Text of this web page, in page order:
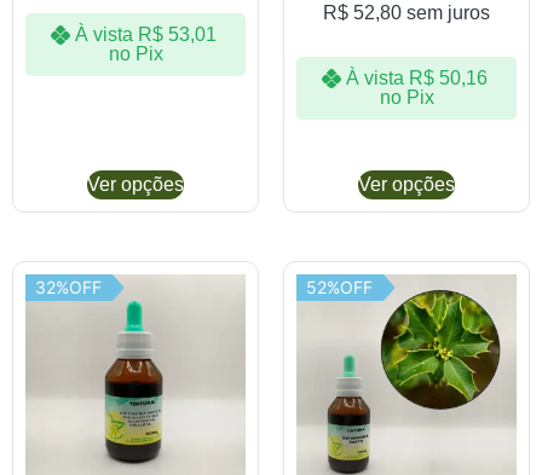
À vista R$53,01
no Pix
Ver opções
R$ 52,80 sem juros
À vista R$50,16
no Pix
Ver opções
32%OFF 52%OFF